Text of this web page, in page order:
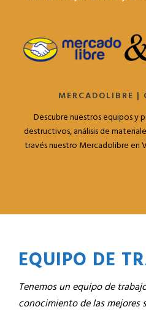
MERCADOLIBRE |
Descubre nuestros equipos y
destructivos, análisis de
través nuestro Mercadolibre en
EQUIPO DE
Tenemos un equipo de
conocimiento de las mejores